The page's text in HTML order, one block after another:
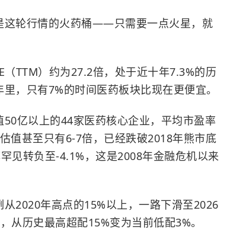
这轮行情的火药桶——只需要一点火星，就
TTM）约为27.2倍，处于近十年7.3%的历
，只有7%的时间医药板块比现在更便宜。
亿以上的44家医药核心企业，平均市盈率
值甚至只有6-7倍，已经跌破2018年熊市底
见转负至-4.1%，这是2008年金融危机以来
2020年高点的15%以上，一路下滑至2026
从历史最高超配15%变为当前低配3%。